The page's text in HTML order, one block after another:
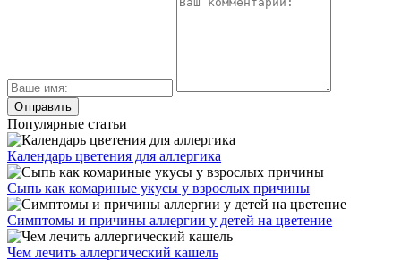
Популярные статьи
Календарь цветения для аллергика
Сыпь как комариные укусы у взрослых причины
Симптомы и причины аллергии у детей на цветение
Чем лечить аллергический кашель